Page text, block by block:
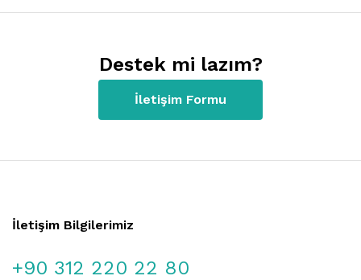
Destek mi lazım?
İletişim Formu
İletişim Bilgilerimiz
+90 312 220 22 80